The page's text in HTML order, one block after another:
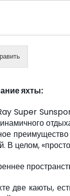
яхты:
Super
В целом,
две каюты,